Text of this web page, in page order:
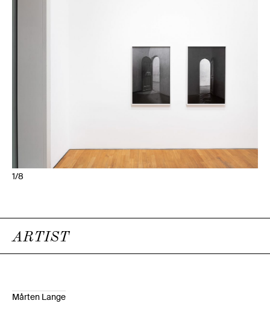
1/8
ARTIST
Mårten Lange